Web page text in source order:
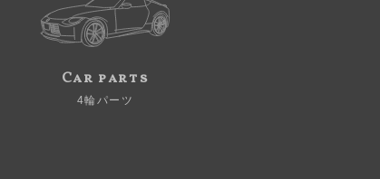
Car parts
4輪パーツ